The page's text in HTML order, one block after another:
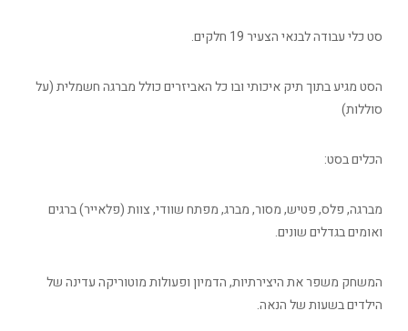
סט כלי עבודה לבנאי הצעיר 19 חלקים.
הסט מגיע בתוך תיק איכותי ובו כל האביזרים כולל מברגה חשמלית (על
סוללות)
הכלים בסט:
מברגה, פלס, פטיש, מסור, מברג, מפתח שוודי, צוות (פלאייר) ברגים
ואומים בגדלים שונים.
המשחק משפר את היצירתיות, הדמיון ופעולות מוטוריקה עדינה של
הילדים בשעות של הנאה.